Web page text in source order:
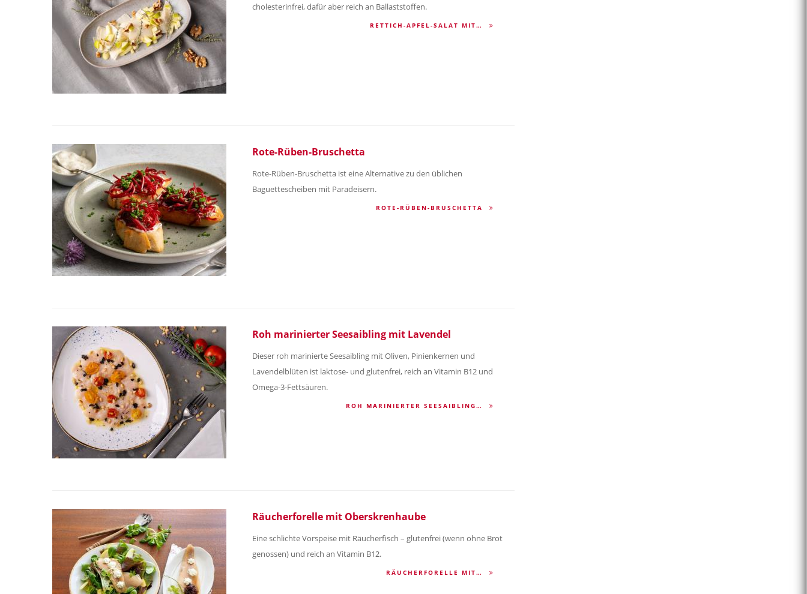
cholesterinfrei, dafür aber reich an Ballaststoffen.
RETTICH-APFEL-SALAT MIT…
Rote-Rüben-Bruschetta
Rote-Rüben-Bruschetta ist eine Alternative zu den üblichen
Baguettescheiben mit Paradeisern.
ROTE-RÜBEN-BRUSCHETTA
Roh marinierter Seesaibling mit Lavendel
Dieser roh marinierte Seesaibling mit Oliven, Pinienkernen und
Lavendelblüten ist laktose- und glutenfrei, reich an Vitamin B12 und
Omega-3-Fettsäuren.
ROH MARINIERTER SEESAIBLING…
Räucherforelle mit Oberskrenhaube
Eine schlichte Vorspeise mit Räucherfisch – glutenfrei (wenn ohne Brot
genossen) und reich an Vitamin B12.
RÄUCHERFORELLE MIT…